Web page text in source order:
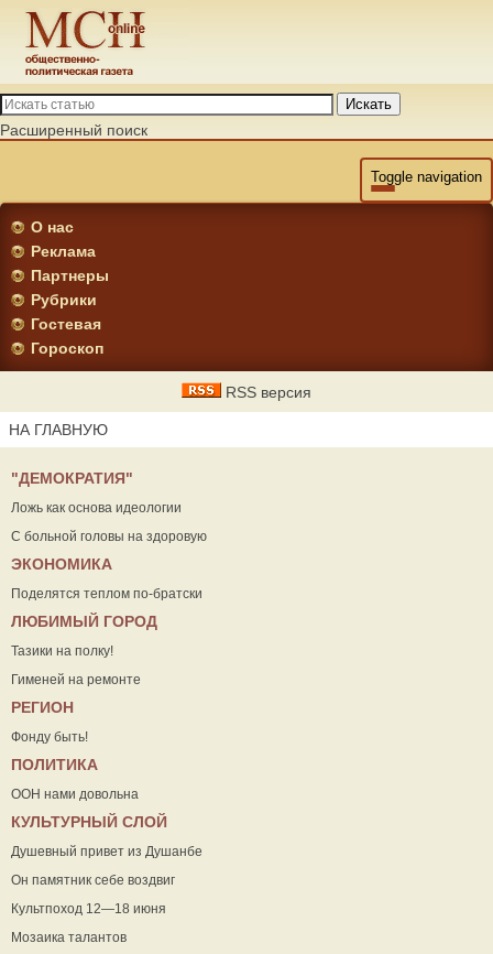
Искать
Расширенный поиск
Toggle navigation
О нас
Реклама
Партнеры
Рубрики
Гостевая
Гороскоп
RSS версия
НА ГЛАВНУЮ
"ДЕМОКРАТИЯ"
Ложь как основа идеологии
С больной головы на здоровую
ЭКОНОМИКА
Поделятся теплом по-братски
ЛЮБИМЫЙ ГОРОД
Тазики на полку!
Гименей на ремонте
РЕГИОН
Фонду быть!
ПОЛИТИКА
ООН нами довольна
КУЛЬТУРНЫЙ СЛОЙ
Душевный привет из Душанбе
Он памятник себе воздвиг
Культпоход 12—18 июня
Мозаика талантов